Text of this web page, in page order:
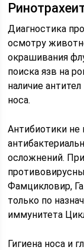
Диагностика
осмотру
окрашивания
поиска язв на
наличие
носа.
Антибиотики
осложнений.
Фамцикловир,
только по
иммунитета
Гигиена носа и